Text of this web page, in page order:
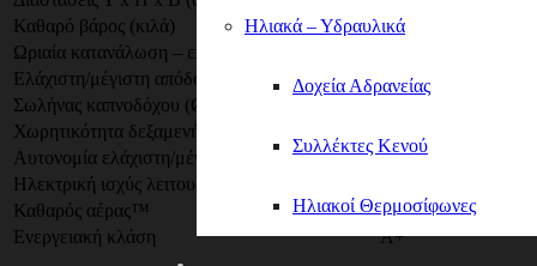
Ηλιακά – Υδραυλικά
Δοχεία Αδρανείας
Συλλέκτες Κενού
Ηλιακοί Θερμοσίφωνες
Καθαρό βάρος (κιλά)
123
Ωριαία κατανάλωση – ελάχιστη/μέγιστη (Kg/h)
Ελάχιστη/μέγιστη απόδοση
90,5 – 92,2
Σωλήνας καπνοδόχου (Ø mm)
Χωρητικότητα δεξαμενής (Kg)
Αυτονομία ελάχιστη/μέγιστη (ώρες)
9 – 23
Ηλεκτρική ισχύς λειτουργίας (W)
Καθαρός αέρας™
Ενεργειακή κλάση
Α+